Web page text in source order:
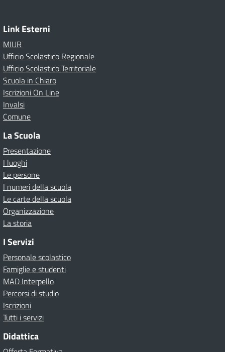
Link Esterni
MIUR
Ufficio Scolastico Regionale
Ufficio Scolastico Territoriale
Scuola in Chiaro
Iscrizioni On Line
Invalsi
Comune
La Scuola
Presentazione
I luoghi
Le persone
I numeri della scuola
Le carte della scuola
Organizzazione
La storia
I Servizi
Personale scolastico
Famiglie e studenti
MAD Interpello
Percorsi di studio
Iscrizioni
Tutti i servizi
Didattica